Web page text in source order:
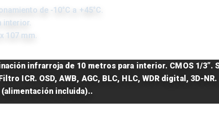
de -10°C a +45°C.
interior.
107 mm.
infrarroja de 10 metros para interior. CMOS 1/3”.
ICR. OSD, AWB, AGC, BLC, HLC, WDR digital, 3D-
incluida)..